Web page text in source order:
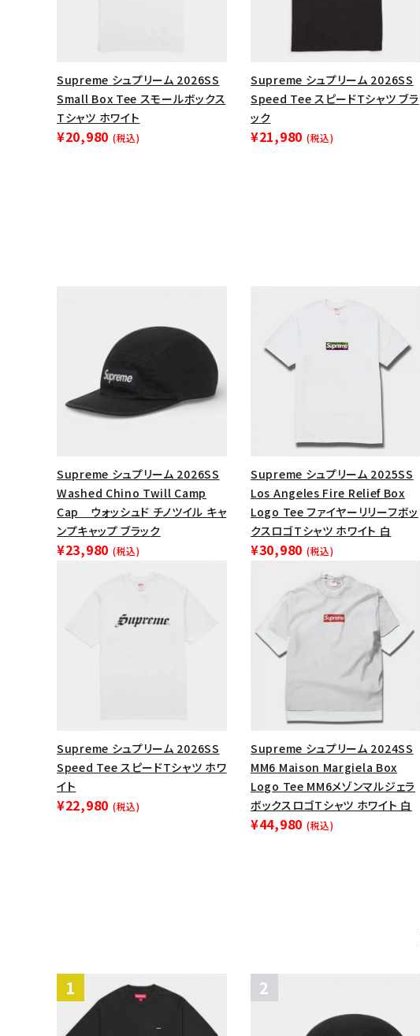
Supreme シュプリーム 2026SS
Small Box Tee スモールボックス
Tシャツ ホワイト
¥20,980 (税込)
Supreme シュプリーム 2026SS
Speed Tee スピードTシャツ ブラ
ック
¥21,980 (税込)
Supreme シュプリーム 2026SS
Washed Chino Twill Camp
Cap ウォッシュド チノツイル キャ
ンプキャップ ブラック
¥23,980 (税込)
Supreme シュプリーム 2025SS
Los Angeles Fire Relief Box
Logo Tee ファイヤーリリーフボッ
クスロゴTシャツ ホワイト 白
¥30,980 (税込)
Supreme シュプリーム 2026SS
Speed Tee スピードTシャツ ホワ
イト
¥22,980 (税込)
Supreme シュプリーム 2024SS
MM6 Maison Margiela Box
Logo Tee MM6メゾンマルジェラ
ボックスロゴTシャツ ホワイト 白
¥44,980 (税込)